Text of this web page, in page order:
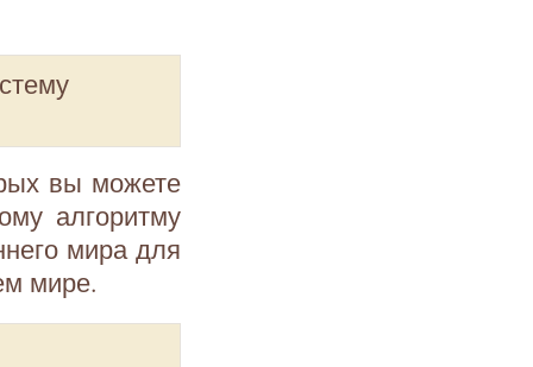
вы можете
алгоритму
мира для
мире.